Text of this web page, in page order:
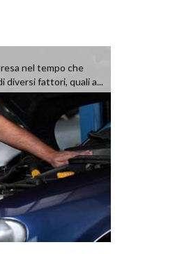
nel tempo che
diversi fattori, quali a...